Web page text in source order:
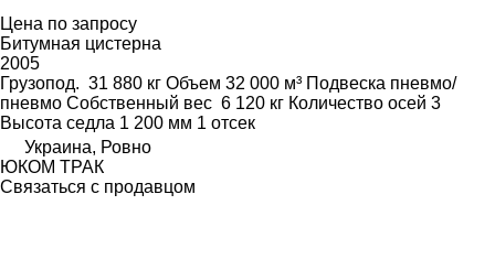
Цена по запросу
Битумная цистерна
2005
Грузопод. 31 880 кг Объем 32 000 м³ Подвеска пневмо/
пневмо Собственный вес 6 120 кг Количество осей 3
Высота седла 1 200 мм 1 отсек
Украина, Ровно
ЮКОМ ТРАК
Связаться с продавцом